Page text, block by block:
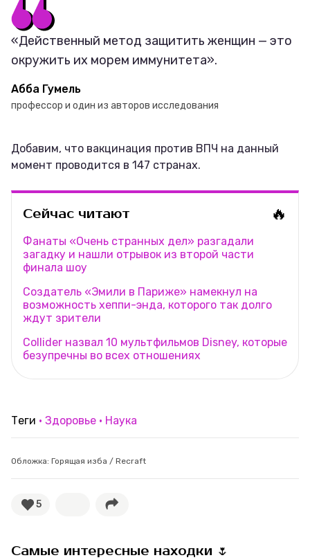
«Действенный метод защитить женщин — это
окружить их морем иммунитета».
Абба Гумель
профессор и один из авторов исследования
Добавим, что вакцинация против ВПЧ на данный
момент проводится в 147 странах.
Сейчас читают 🔥
Фанаты «Очень странных дел» разгадали
загадку и нашли отрывок из второй части
финала шоу
Создатель «Эмили в Париже» намекнул на
возможность хеппи-энда, которого так долго
ждут зрители
Collider назвал 10 мультфильмов Disney, которые
безупречны во всех отношениях
Теги Здоровье Наука
Обложка: Горящая изба / Recraft
5
Самые интересные находки 🌷